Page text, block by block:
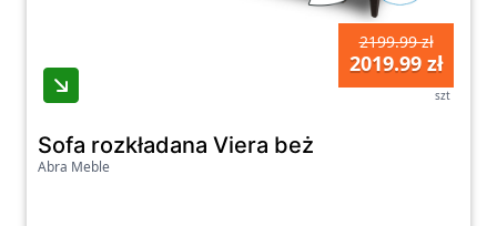
2199.99 zł
2019.99 zł
szt
Sofa rozkładana Viera beż
Abra Meble